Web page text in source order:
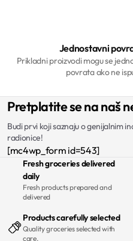
Jednostavni
Prikladni proizvodi mogu se
povrata ako ne
Pretplatite se na naš
Budi prvi koji saznaju o genijalnim
radionice!
[mc4wp_form id=543]
Fresh groceries delivered
daily
Fresh products prepared and
delivered
Products carefully selected
Quality groceries selected with
care.